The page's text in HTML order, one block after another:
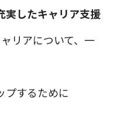
実したキャリア支援
リアについて、一
プするために